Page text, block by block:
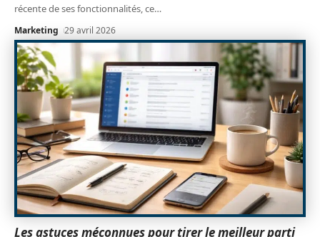
récente de ses fonctionnalités, ce…
Marketing 29 avril 2026
Les astuces méconnues pour tirer le meilleur parti